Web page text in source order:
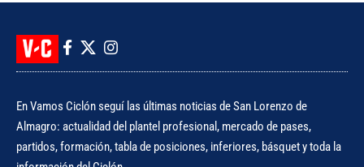
En Vamos Ciclón seguí las últimas noticias de San Lorenzo de
Almagro: actualidad del plantel profesional, mercado de pases,
partidos, formación, tabla de posiciones, inferiores, básquet y toda la